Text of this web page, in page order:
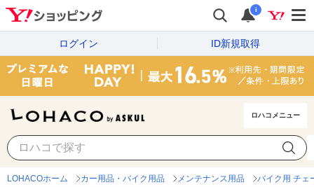
i
ログイン ID新規取得
ロハコメニュー
バイク用 チェーンクリーナー 対象商品
LOHACOホーム カー用品・バイク用品 メンテナンス用品 バイク用 チェ